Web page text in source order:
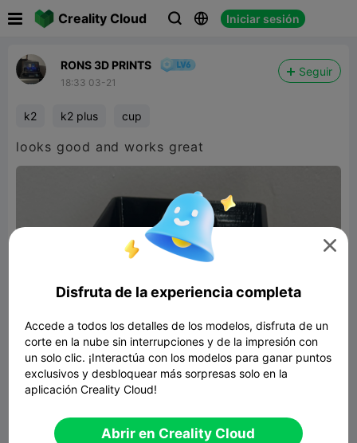
Creality Cloud   Iniciar sesión
RONS 3D PRINTS
18:33 03-21
Seguir
k2 k2 plus cup
looks good and works great

Disfruta de la experiencia completa
Accede a todos los detalles de los modelos, disfruta de un
corte en la nube sin interrupciones y de la impresión con
un solo clic. ¡Interactúa con los modelos para ganar puntos
exclusivos y desbloquear más sorpresas solo en la
aplicación Creality Cloud!
Abrir en Creality Cloud